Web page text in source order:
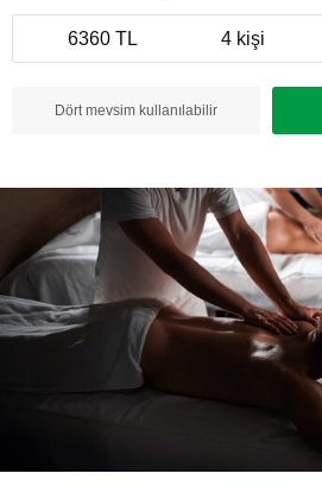
6360 TL 4 kişi
Dört mevsim kullanılabilir